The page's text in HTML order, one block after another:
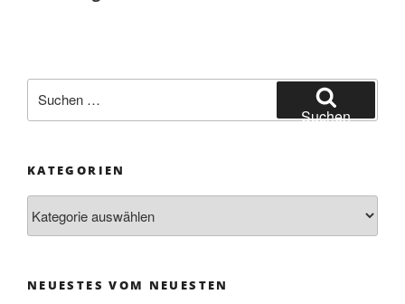
nach:
Suchen
KATEGORIEN
NEUESTES VOM NEUESTEN